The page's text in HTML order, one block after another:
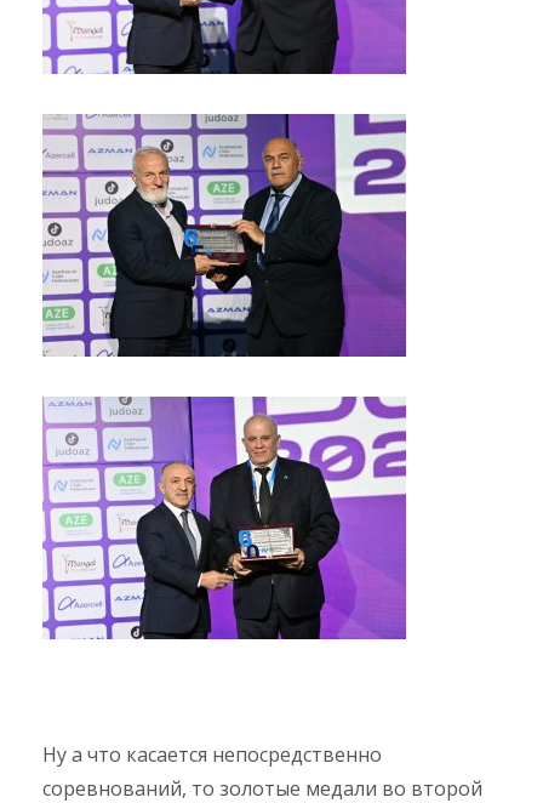
Ну а что касается непосредственно
соревнований, то золотые медали во второй